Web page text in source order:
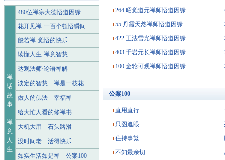
禅
话
故
事
·
禅
意
人
生
480位禅宗大德悟道因缘
花开见禅·一百个顿悟瞬间
般若禅·觉悟的快乐
读懂人生·禅意智慧
达观法师·论语禅解
淡定的智慧 禅是一枝花
做人的佛法 幸福禅
给大忙人看的修禅书
大机大用 石头路滑
没时间老 活得快乐
如实生活如是禅 公案100
264.昭觉道元禅师悟道因缘
55.丹霞天然禅师悟道因缘
422.正法雪光禅师悟道因缘
403.千岩元长禅师悟道因缘
100.金轮可观禅师悟道因缘
公案100
直用直行
只图遮眼
住持事繁
不知最亲切